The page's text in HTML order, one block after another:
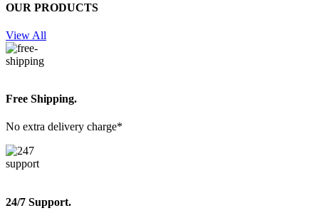
OUR PRODUCTS
View All
Free Shipping.
No extra delivery charge*
24/7 Support.